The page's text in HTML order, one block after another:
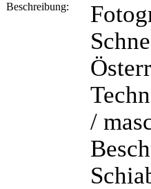
Beschreibung:
/